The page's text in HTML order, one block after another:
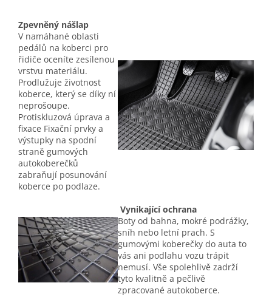
Zpevněný nášlap
V namáhané oblasti
pedálů na koberci pro
řidiče oceníte zesílenou
vrstvu materiálu.
Prodlužuje životnost
koberce, který se díky ní
neprošoupe.
Protiskluzová úprava a
fixace Fixační prvky a
výstupky na spodní
straně gumových
autokoberečků
zabraňují posunování
koberce po podlaze.
Vynikající ochrana
Boty od bahna, mokré podrážky,
sníh nebo letní prach. S
gumovými koberečky do auta to
vás ani podlahu vozu trápit
nemusí. Vše spolehlivě zadrží
tyto kvalitně a pečlivě
zpracované autokoberce.